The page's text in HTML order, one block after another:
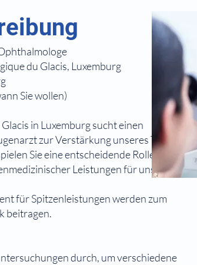
du Glacis, Luxemburg
Sie wollen)
in Luxemburg sucht einen
zur Verstärkung unseres Teams. Als
Sie eine entscheidende Rolle bei der
Leistungen für unsere und
für Spitzenleistungen werden zum
beitragen.
durch, um verschiedene